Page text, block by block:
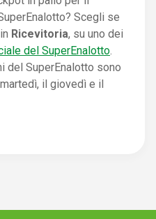
Scegli se
Ricevitoria, su uno dei
del SuperEnalotto
del SuperEnalotto sono
il giovedì e il